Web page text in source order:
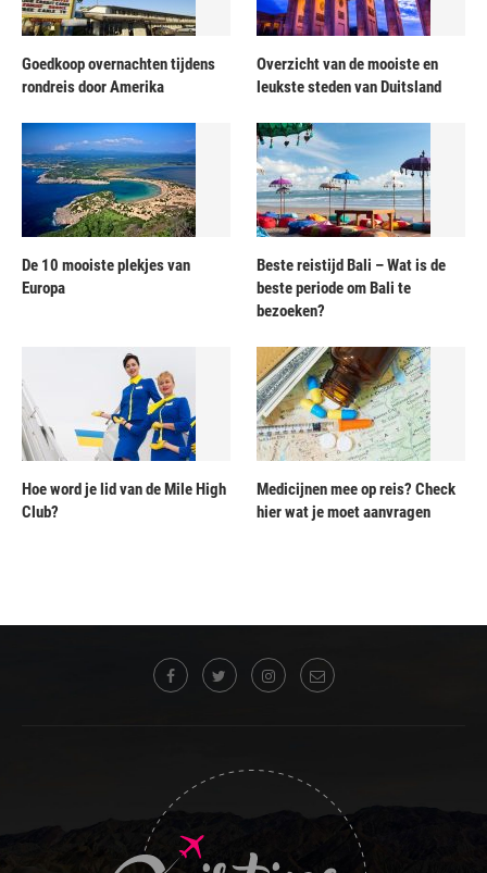
Goedkoop overnachten tijdens
rondreis door Amerika
Overzicht van de mooiste en
leukste steden van Duitsland
De 10 mooiste plekjes van
Europa
Beste reistijd Bali – Wat is de
beste periode om Bali te
bezoeken?
Hoe word je lid van de Mile High
Club?
Medicijnen mee op reis? Check
hier wat je moet aanvragen